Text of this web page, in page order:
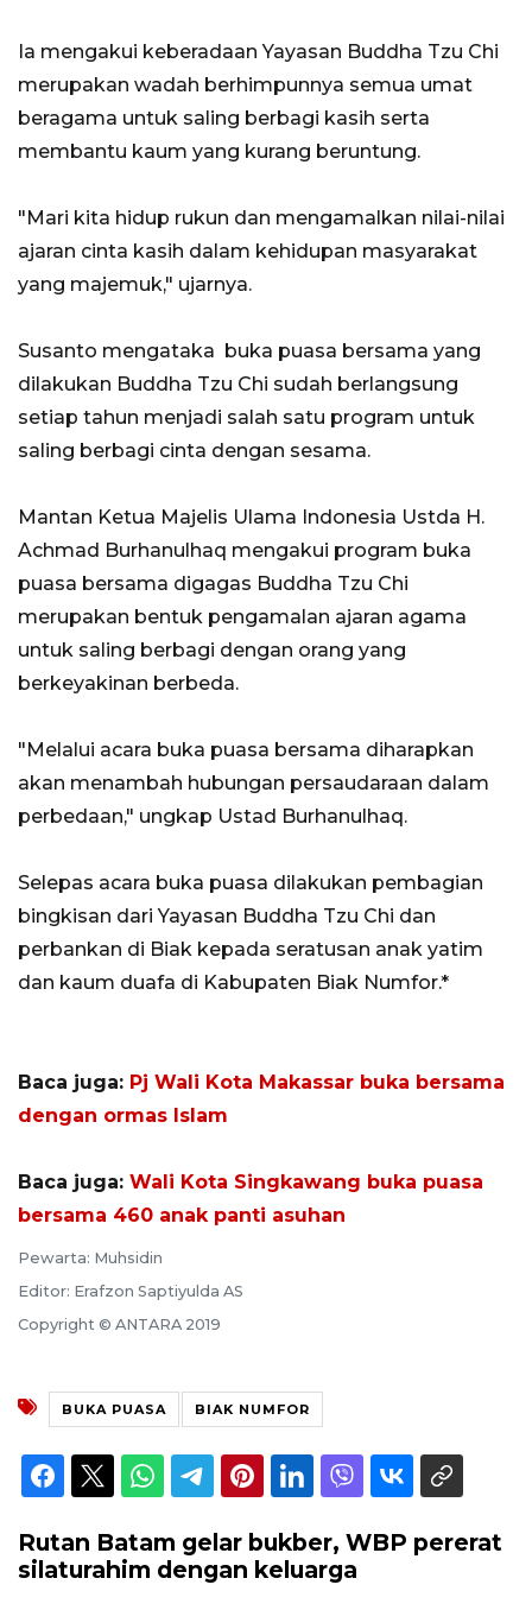
Ia mengakui keberadaan Yayasan Buddha Tzu Chi ​​​​​​
merupakan wadah berhimpunnya semua umat
beragama untuk saling berbagi kasih serta
membantu kaum yang kurang beruntung.
"Mari kita hidup rukun dan mengamalkan nilai-nilai
ajaran cinta kasih dalam kehidupan masyarakat
yang majemuk," ujarnya.
Susanto mengataka buka puasa bersama yang
dilakukan Buddha Tzu Chi sudah berlangsung
setiap tahun menjadi salah satu program untuk
saling berbagi cinta dengan sesama.
Mantan Ketua Majelis Ulama Indonesia Ustda H.
Achmad Burhanulhaq mengakui program buka
puasa bersama digagas Buddha Tzu Chi
merupakan bentuk pengamalan ajaran agama
untuk saling berbagi dengan orang yang
berkeyakinan berbeda.
"Melalui acara buka puasa bersama diharapkan
akan menambah hubungan persaudaraan dalam
perbedaan," ungkap Ustad Burhanulhaq.
Selepas acara buka puasa dilakukan pembagian
bingkisan dari Yayasan Buddha Tzu Chi dan
perbankan di Biak kepada seratusan anak yatim
dan kaum duafa di Kabupaten Biak Numfor.*
Baca juga: Pj Wali Kota Makassar buka bersama
dengan ormas Islam
Baca juga: Wali Kota Singkawang buka puasa
bersama 460 anak panti asuhan
Pewarta: Muhsidin
Editor: Erafzon Saptiyulda AS
Copyright © ANTARA 2019
BUKA PUASA BIAK NUMFOR
Rutan Batam gelar bukber, WBP pererat
silaturahim dengan keluarga